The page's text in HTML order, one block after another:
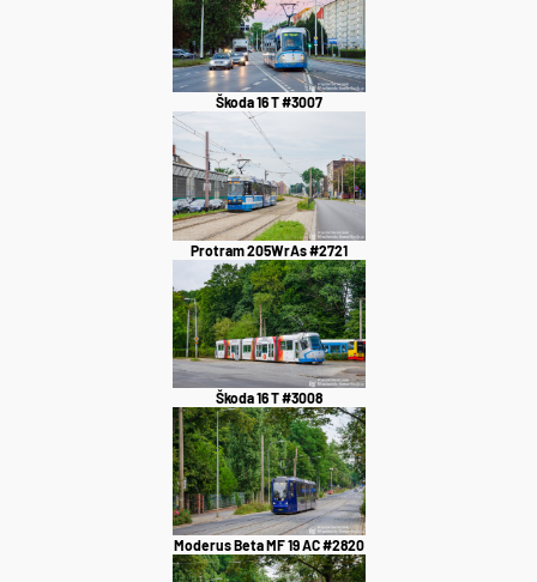
Škoda 16 T #3007
Protram 205WrAs #2721
Škoda 16 T #3008
Moderus Beta MF 19 AC #2820